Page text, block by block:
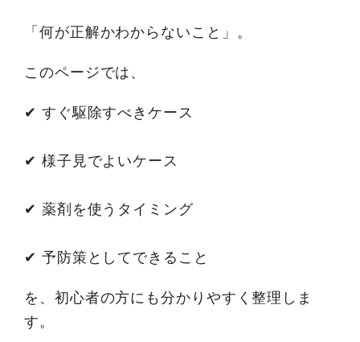
「何が正解かわからないこと」。
このページでは、
✔ すぐ駆除すべきケース
✔ 様子見でよいケース
✔ 薬剤を使うタイミング
✔ 予防策としてできること
を、初心者の方にも分かりやすく整理しま
す。